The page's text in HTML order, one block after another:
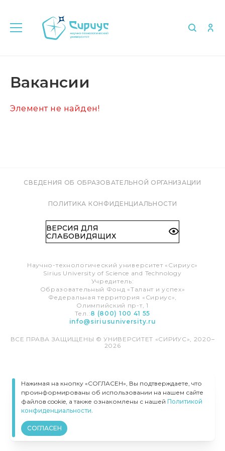
Вакансии
Элемент не найден!
СВЕДЕНИЯ ОБ ОБРАЗОВАТЕЛЬНОЙ ОРГАНИЗАЦИИ
ПОЛИТИКА КОНФИДЕНЦИАЛЬНОСТИ
ВЕРСИЯ ДЛЯ
СЛАБОВИДЯЩИХ
Научно-технологический университет «Сириус»
Sirius University of Science and Technology
Учредитель:
Образовательный Фонд «Талант и успех»
Федеральная территория «Сириус»,
Олимпийский пр-т, 1
Тел.:8 (800) 100 41 55
info@siriusuniversity.ru
ВСЕ ПРАВА ЗАЩИЩЕНЫ © УНИВЕРСИТЕТ «СИРИУС», 2020–
2026
Нажимая на кнопку «СОГЛАСЕН», Вы подтверждаете, что
проинформированы об использовании на нашем сайте
файлов cookie, а также ознакомлены с нашей Политикой
конфиденциальности.
СОГЛАСЕН